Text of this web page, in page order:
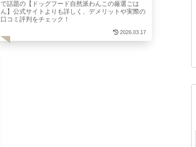
で話題の【ドッグフード自然派わんこの厳選ごは
ん】公式サイトよりも詳しく、デメリットや実際の
口コミ評判をチェック！
2026.03.17